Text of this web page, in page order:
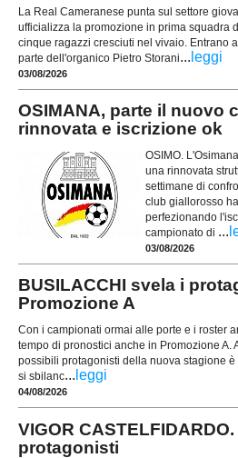
La Real Cameranese punta sul settore
ufficializza la promozione in prima squadra
cinque ragazzi cresciuti nel vivaio. Entrano
parte dell'organico Pietro Storani... leggi
03/08/2026
OSIMANA, parte il nuovo
rinnovata e iscrizione ok
OSIMO.
una rinnovata
settimane di
club giallorosso
perfezionando
campionato di ...
03/08/2026
BUSILACCHI svela i
Promozione A
Con i campionati ormai alle porte e i roster
tempo di pronostici anche in Promozione A.
possibili protagonisti della nuova stagione
si sbilanc... leggi
04/08/2026
VIGOR
protagonisti